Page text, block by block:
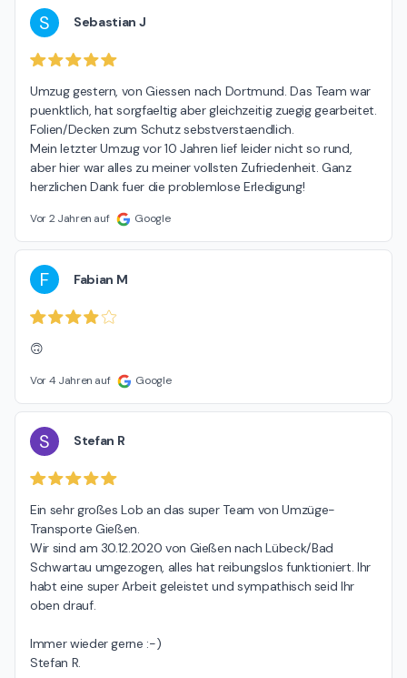
S Sebastian J
Umzug gestern, von Giessen nach Dortmund. Das Team war
puenktlich, hat sorgfaeltig aber gleichzeitig zuegig gearbeitet.
Folien/Decken zum Schutz sebstverstaendlich.
Mein letzter Umzug vor 10 Jahren lief leider nicht so rund,
aber hier war alles zu meiner vollsten Zufriedenheit. Ganz
herzlichen Dank fuer die problemlose Erledigung!
Vor 2 Jahren auf Google
F Fabian M
🙃
Vor 4 Jahren auf Google
S Stefan R
Ein sehr großes Lob an das super Team von Umzüge-
Transporte Gießen.
Wir sind am 30.12.2020 von Gießen nach Lübeck/Bad
Schwartau umgezogen, alles hat reibungslos funktioniert. Ihr
habt eine super Arbeit geleistet und sympathisch seid Ihr
oben drauf.
Immer wieder gerne :-)
Stefan R.